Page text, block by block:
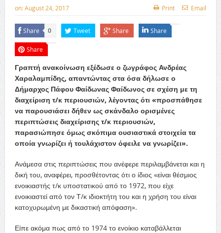
on:August 24, 2017 Print Email
Share 0 Tweet Share Share
Share
Γραπτή ανακοίνωση εξέδωσε ο ζωγράφος Ανδρέας
Χαραλαμπίδης, απαντώντας στα όσα δήλωσε ο
Δήμαρχος Πάφου Φαίδωνας Φαίδωνος σε σχέση με τη
διαχείριση τ/κ περιουσιών, λέγοντας ότι «προσπάθησε
να παρουσιάσει δήθεν ως σκάνδαλο ορισμένες
περιπτώσεις διαχείρισης τ/κ περιουσιών,
παρασιώπησε όμως σκόπιμα ουσιαστικά στοιχεία τα
οποία γνωρίζει ή τουλάχιστον όφειλε να γνωρίζει».
Ανάμεσα στις περιπτώσεις που ανέφερε περιλαμβάνεται και η
δική του, αναφέρει, προσθέτοντας ότι ο ίδιος «είναι θέσμιος
ενοικιαστής τ/κ υποστατικού από το 1972, που είχε
ενοικιαστεί από τον Τ/κ ιδιοκτήτη του και η χρήση του είναι
κατοχυρωμένη με δικαστική απόφαση».
Είπε ακόμα πως από το 1974 το ενοίκιο καταβάλλεται